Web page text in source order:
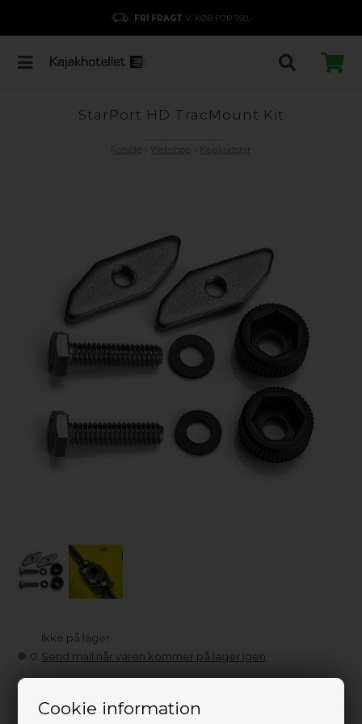
Cookie information
FRI FRAGT V. KØB FOR 750,-
StarPort HD TracMount Kit
0
Ikke på lager
Send mail når varen kommer på lager igen
79,00